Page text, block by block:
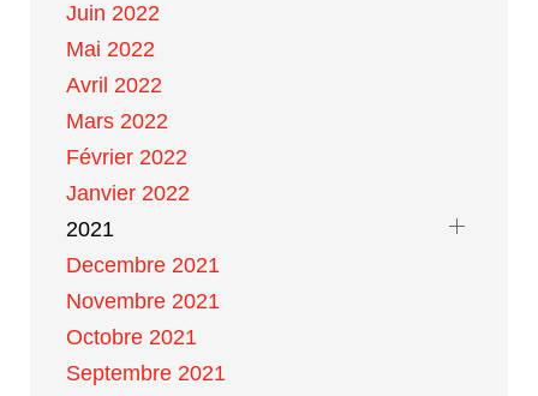
Juin 2022
Mai 2022
Avril 2022
Mars 2022
Février 2022
Janvier 2022
2021
Decembre 2021
Novembre 2021
Octobre 2021
Septembre 2021